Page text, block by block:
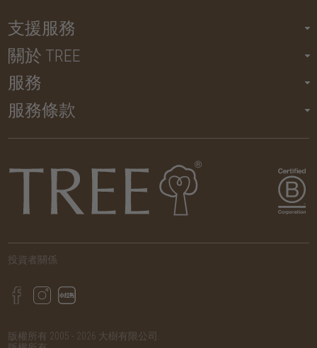
支援服務
關於 TREE
服務
服務條款
投資者關係
版權所有 2005 - 2026 大樹有限公司.